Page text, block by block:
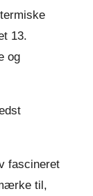
13.
og
fascineret
til,